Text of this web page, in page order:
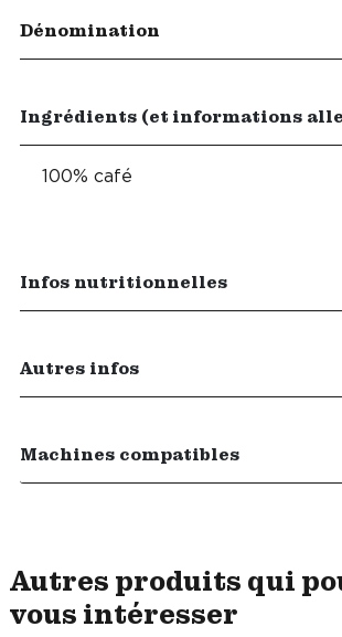
Dénomination
Ingrédients (et informations
100% café
Infos nutritionnelles
Autres infos
Machines compatibles
Autres produits qui
vous intéresser